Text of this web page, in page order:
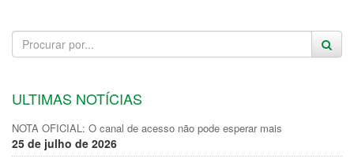
ULTIMAS NOTÍCIAS
NOTA OFICIAL: O canal de acesso não pode esperar mais
25 de julho de 2026